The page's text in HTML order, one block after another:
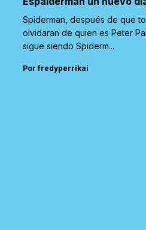
Spiderman, después de que
olvidaran de quien es Peter
sigue siendo Spiderm...
Por fredyperrikai